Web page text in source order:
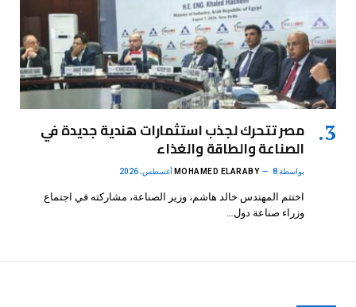
مصر تتحرك لجذب استثمارات هندية جديدة في
الصناعة والطاقة والغذاء
بواسطة MOHAMED ELARABY 8 أغسطس، 2026
اختتم المهندس خالد هاشم، وزير الصناعة، مشاركته في اجتماع
وزراء صناعة دول…